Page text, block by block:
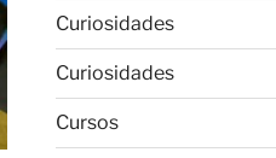
Curiosidades
Curiosidades
Cursos